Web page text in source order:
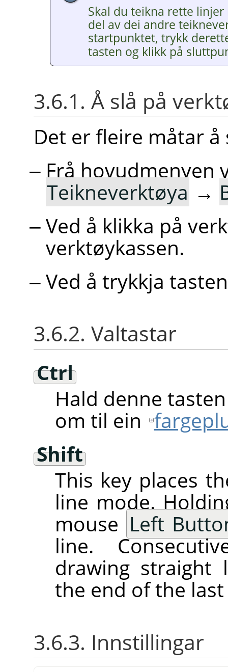
Skal du teikna rette
del av dei andre
startpunktet, trykk
tasten og klikk på
3.6.1. Å slå på
Det er fleire måtar
Frå hovudmenyen
Teikneverktøya →
Ved å klikka på
verktøykassen.
Ved å trykkja
3.6.2. Valtastar
Ctrl
Hald denne
om til ein
Shift
This key places
line mode.
mouse Left
line.
drawing straight
the end of the
3.6.3. Innstillingar